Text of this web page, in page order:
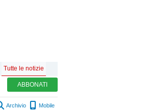
Tutte le notizie
ABBONATI
Archivio Mobile